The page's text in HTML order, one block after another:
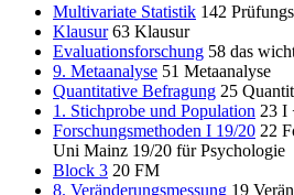
Multivariate Statistik 142
Klausur 63 Klausur
Evaluationsforschung 58 das
9. Metaanalyse 51 Metaanalyse
Quantitative Befragung 25
1. Stichprobe und Population 23 I
Forschungsmethoden I 19/20 22
Uni Mainz 19/20 für Psychologie
Block 3 20 FM
8. Veränderungsmessung 19